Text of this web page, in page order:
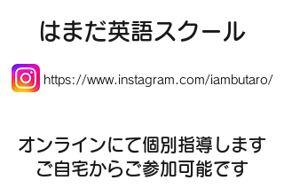
​はまだ英語スクール
https://www.instagram.com/iambutaro/
オンラインにて個別指導します
​ご自宅からご参加可能です